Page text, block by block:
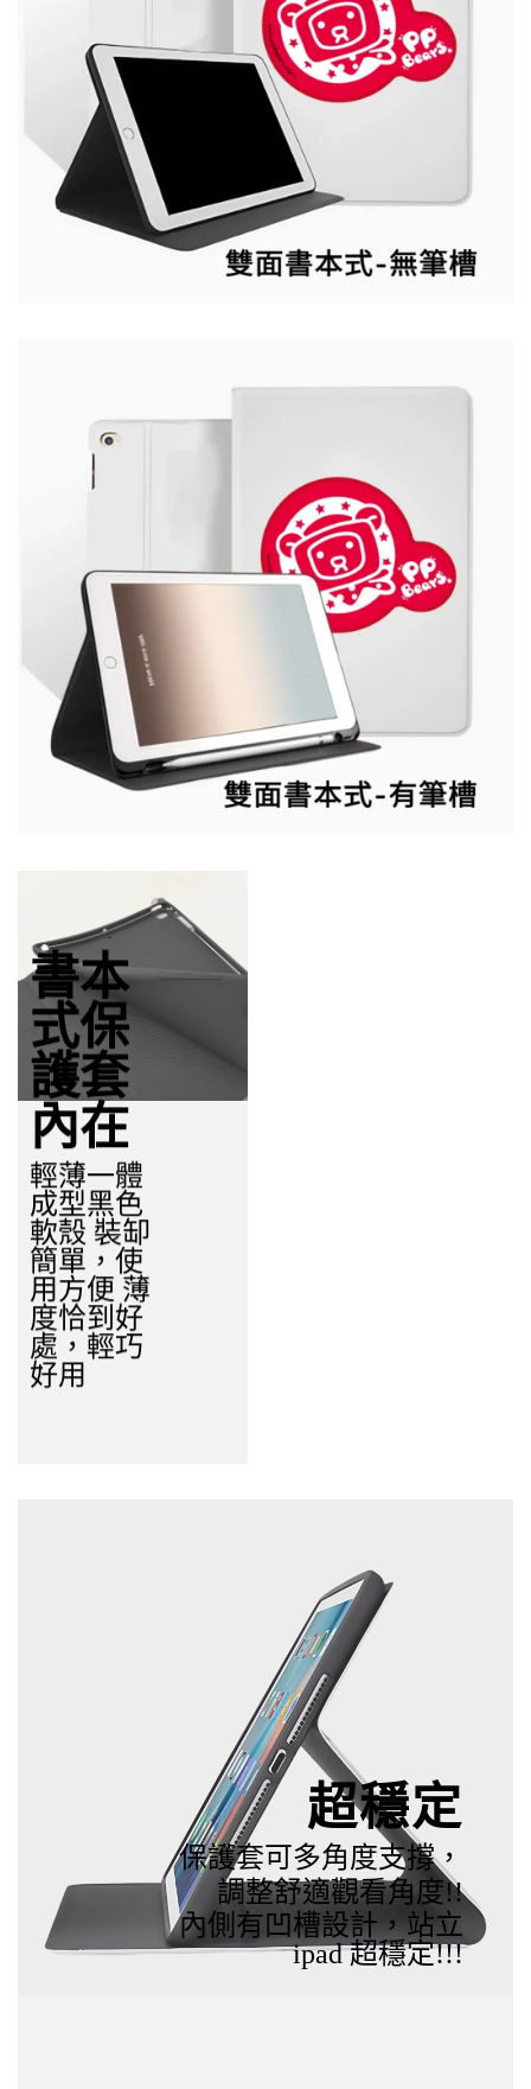
書本
式保
護套
內在
輕薄一體
成型黑色
軟殼 裝缷
簡單，使
用方便 薄
度恰到好
處，輕巧
好用
超穩定
保護套可多角度支撐，
調整舒適觀看角度!!
內側有凹槽設計，站立
ipad 超穩定!!!